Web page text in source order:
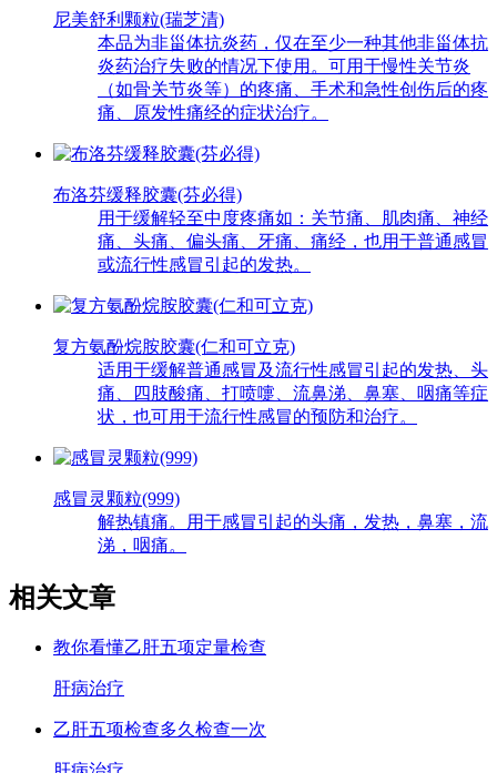
尼美舒利颗粒(瑞芝清)
本品为非甾体抗炎药，仅在至少一种其他非甾体抗
炎药治疗失败的情况下使用。可用于慢性关节炎
（如骨关节炎等）的疼痛、手术和急性创伤后的疼
痛、原发性痛经的症状治疗。
布洛芬缓释胶囊(芬必得)
用于缓解轻至中度疼痛如：关节痛、肌肉痛、神经
痛、头痛、偏头痛、牙痛、痛经，也用于普通感冒
或流行性感冒引起的发热。
复方氨酚烷胺胶囊(仁和可立克)
适用于缓解普通感冒及流行性感冒引起的发热、头
痛、四肢酸痛、打喷嚏、流鼻涕、鼻塞、咽痛等症
状，也可用于流行性感冒的预防和治疗。
感冒灵颗粒(999)
解热镇痛。用于感冒引起的头痛，发热，鼻塞，流
涕，咽痛。
相关文章
教你看懂乙肝五项定量检查
肝病治疗
乙肝五项检查多久检查一次